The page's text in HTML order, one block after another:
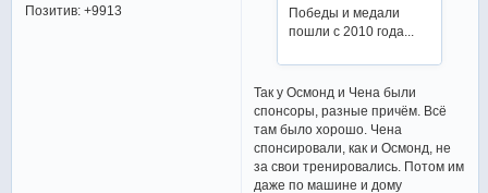
Позитив: +9913
Победы и медали
пошли с 2010 года...
Так у Осмонд и Чена были
спонсоры, разные причём. Всё
там было хорошо. Чена
спонсировали, как и Осмонд, не
за свои тренировались. Потом им
даже по машине и дому